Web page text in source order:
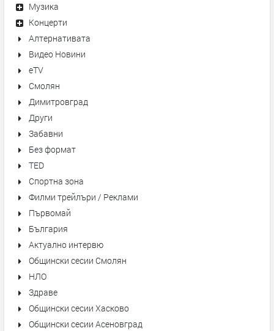
Музика
Концерти
Алтернативата
Видео Новини
eTV
Смолян
Димитровград
Други
Забавни
Без формат
TED
Спортна зона
Филми трейлъри / Реклами
Първомай
България
Актуално интервю
Общински сесии Смолян
НЛО
Здраве
Общински сесии Хасково
Общински сесии Асеновград